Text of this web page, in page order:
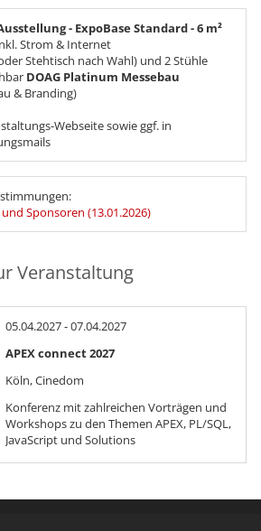
- ExpoBase Standard - 6 m²
Strom & Internet
Stehtisch nach Wahl) und 2 Stühle
DOAG Platinum Messebau
& Branding)
Webseite sowie ggf. in
Sponsoren (13.01.2026)
Veranstaltung
05.04.2027 - 07.04.2027
APEX connect 2027
Köln, Cinedom
Konferenz mit zahlreichen Vorträgen und
Workshops zu den Themen APEX, PL/SQL,
JavaScript und Solutions